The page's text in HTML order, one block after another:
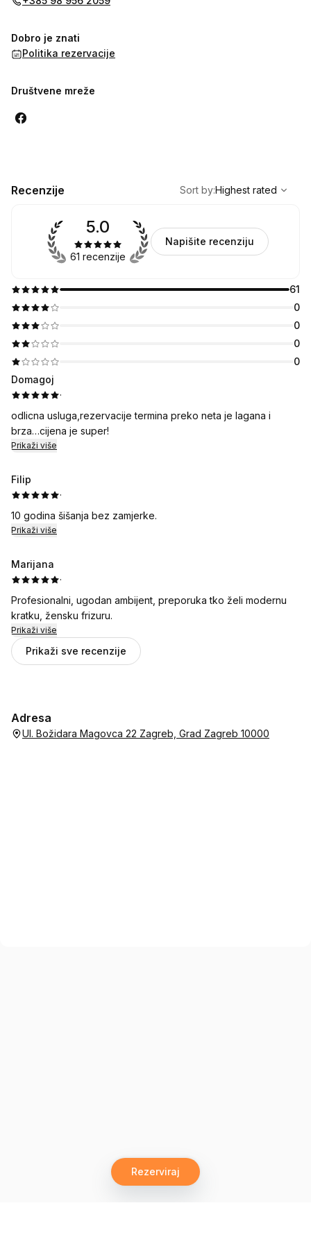
Rezerviraj
Dobro je znati
Politika rezervacije
Društvene mreže
Recenzije
Highest rated
Sort by:Highest rated
61
0
0
0
0
5.0
61 recenzije
Napišite recenziju
Domagoj
·
odlicna usluga,rezervacije termina preko neta je lagana i
brza…cijena je super!
Prikaži više
Filip
·
10 godina šišanja bez zamjerke.
Prikaži više
Marijana
·
Profesionalni, ugodan ambijent, preporuka tko želi modernu
kratku, žensku frizuru.
Prikaži više
Prikaži sve recenzije
Adresa
Ul. Božidara Magovca 22 Zagreb, Grad Zagreb 10000